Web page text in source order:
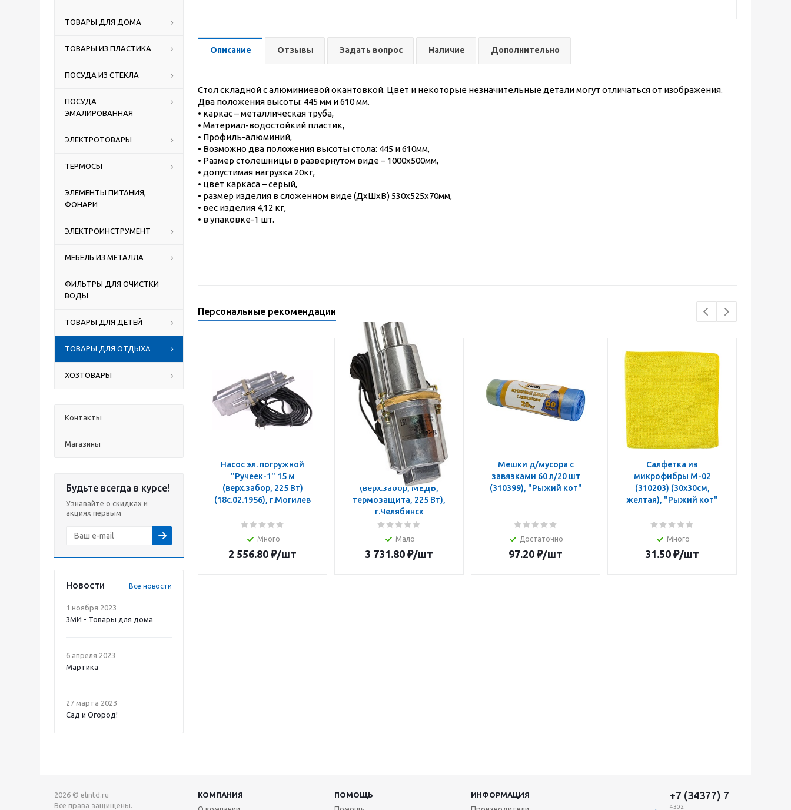
ТОВАРЫ ДЛЯ ДОМА
ТОВАРЫ ИЗ ПЛАСТИКА
ПОСУДА ИЗ СТЕКЛА
ПОСУДА
ЭМАЛИРОВАННАЯ
ЭЛЕКТРОТОВАРЫ
ТЕРМОСЫ
ЭЛЕМЕНТЫ ПИТАНИЯ,
ФОНАРИ
ЭЛЕКТРОИНСТРУМЕНТ
МЕБЕЛЬ ИЗ МЕТАЛЛА
ФИЛЬТРЫ ДЛЯ ОЧИСТКИ
ВОДЫ
ТОВАРЫ ДЛЯ ДЕТЕЙ
ТОВАРЫ ДЛЯ ОТДЫХА
ХОЗТОВАРЫ
Контакты
Магазины
Будьте всегда в курсе!
Узнавайте о скидках и
акциях первым
Новости Все новости
1 ноября 2023
ЗМИ - Товары для дома
6 апреля 2023
Мартика
27 марта 2023
Сад и Огород!
Описание Отзывы Задать вопрос Наличие Дополнительно
Стол складной с алюминиевой окантовкой. Цвет и некоторые незначительные детали могут отличаться от изображения.
Два положения высоты: 445 мм и 610 мм.
• каркас – металлическая труба,
• Материал-водостойкий пластик,
• Профиль-алюминий,
• Возможно два положения высоты стола: 445 и 610мм,
• Размер столешницы в развернутом виде – 1000х500мм,
• допустимая нагрузка 20кг,
• цвет каркаса – серый,
• размер изделия в сложенном виде (ДхШхВ) 530х525х70мм,
• вес изделия 4,12 кг,
• в упаковке-1 шт.
Персональные рекомендации
Насос эл. погружной
"Ручеек-1" 15 м
(верх.забор, 225 Вт)
(18с.02.1956), г.Могилев
Много
2 556.80 ₽/шт
Насос эл. погружной
"Родничок" 40 м
(верх.забор, МЕДЬ,
термозащита, 225 Вт),
г.Челябинск
Мало
3 731.80 ₽/шт
Мешки д/мусора с
завязками 60 л/20 шт
(310399), "Рыжий кот"
Достаточно
97.20 ₽/шт
Салфетка из
микрофибры M-02
(310203) (30х30см,
желтая), "Рыжий кот"
Много
31.50 ₽/шт
2026 © elintd.ru
Все права защищены.
КОМПАНИЯ ПОМОЩЬ
ИНФОРМАЦИЯ
+7 (34377) 7
4302